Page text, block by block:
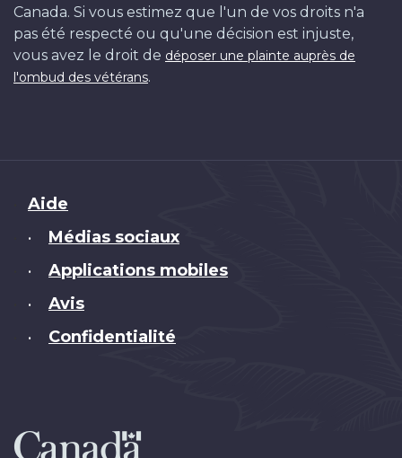
Canada. Si vous estimez que l'un de vos droits n'a
pas été respecté ou qu'une décision est injuste,
vous avez le droit de déposer une plainte auprès de
l'ombud des vétérans.
Brand
Aide
• Médias sociaux
• Applications mobiles
• Avis
• Confidentialité